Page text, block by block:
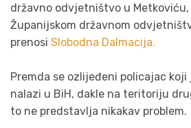
državno odvjetništvo u Metkoviću,
Županijskom državnom
prenosi Slobodna Dalmacija.
Premda se ozlijeđeni policajac
nalazi u BiH, dakle na teritoriju
to ne predstavlja nikakav problem.